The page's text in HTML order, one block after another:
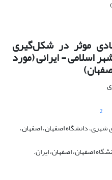
موثر در شکل‌گیری
اسلامی - ایرانی (مورد
2
شهری، دانشگاه اصفهان، اصفهان،
اصفهان، اصفهان، ایران.